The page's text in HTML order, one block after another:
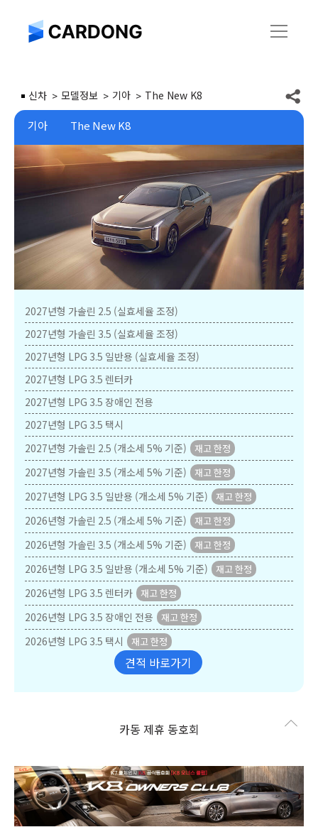
신차 모델정보 기아 The New K8
기아 The New K8
2027년형 가솔린 2.5 (실효세율 조정)
2027년형 가솔린 3.5 (실효세율 조정)
2027년형 LPG 3.5 일반용 (실효세율 조정)
2027년형 LPG 3.5 렌터카
2027년형 LPG 3.5 장애인 전용
2027년형 LPG 3.5 택시
2027년형 가솔린 2.5 (개소세 5% 기준)
2027년형 가솔린 3.5 (개소세 5% 기준)
2027년형 LPG 3.5 일반용 (개소세 5% 기준)
2026년형 가솔린 2.5 (개소세 5% 기준)
2026년형 가솔린 3.5 (개소세 5% 기준)
2026년형 LPG 3.5 일반용 (개소세 5% 기준)
2026년형 LPG 3.5 렌터카
2026년형 LPG 3.5 장애인 전용
2026년형 LPG 3.5 택시
견적 바로가기
카동 제휴 동호회